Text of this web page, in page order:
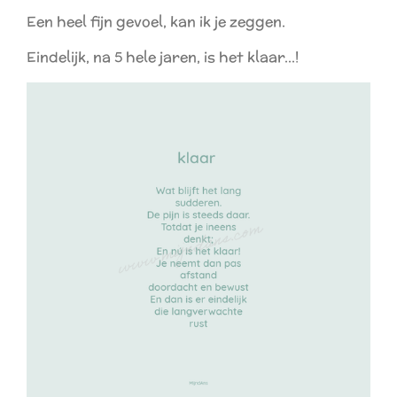
Een heel fijn gevoel, kan ik je zeggen.
Eindelijk, na 5 hele jaren, is het klaar...!